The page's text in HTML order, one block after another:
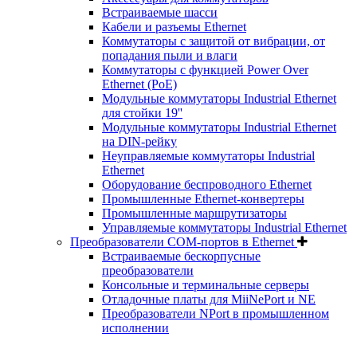
Встраиваемые шасси
Кабели и разъемы Ethernet
Коммутаторы с защитой от вибрации, от
попадания пыли и влаги
Коммутаторы с функцией Power Over
Ethernet (PoE)
Модульные коммутаторы Industrial Ethernet
для стойки 19''
Модульные коммутаторы Industrial Ethernet
на DIN-рейку
Неуправляемые коммутаторы Industrial
Ethernet
Оборудование беспроводного Ethernet
Промышленные Ethernet-конвертеры
Промышленные маршрутизаторы
Управляемые коммутаторы Industrial Ethernet
Преобразователи COM-портов в Ethernet
Встраиваемые бескорпусные
преобразователи
Консольные и терминальные серверы
Отладочные платы для MiiNePort и NE
Преобразователи NPort в промышленном
исполнении